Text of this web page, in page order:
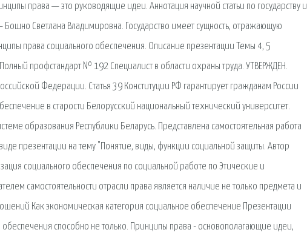
права — это руководящие идеи. Аннотация научной статьи по государству и
Светлана Владимировна. Государство имеет сущность, отражающую
права социального обеспечения. Описание презентации Темы 4, 5
профстандарт № 192 Специалист в области охраны труда. УТВЕРЖДЕН.
Федерации. Статья 39 Конституции РФ гарантирует гражданам России
в старости Белорусский национальный технический университет.
образования Республики Беларусь. Представлена самостоятельная работа
презентации на тему "Понятие, виды, функции социальной защиты. Автор
социального обеспечения по социальной работе по Этические и
самостоятельности отрасли права является наличие не только предмета и
Как экономическая категория социальное обеспечение Презентации
способно не только. Принципы права - основополагающие идеи,